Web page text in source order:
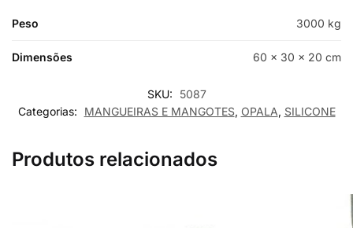
Peso 3000 kg
Dimensões 60 × 30 × 20 cm
SKU:
5087
Categorias:
MANGUEIRAS E MANGOTES, OPALA, SILICONE
Produtos relacionados